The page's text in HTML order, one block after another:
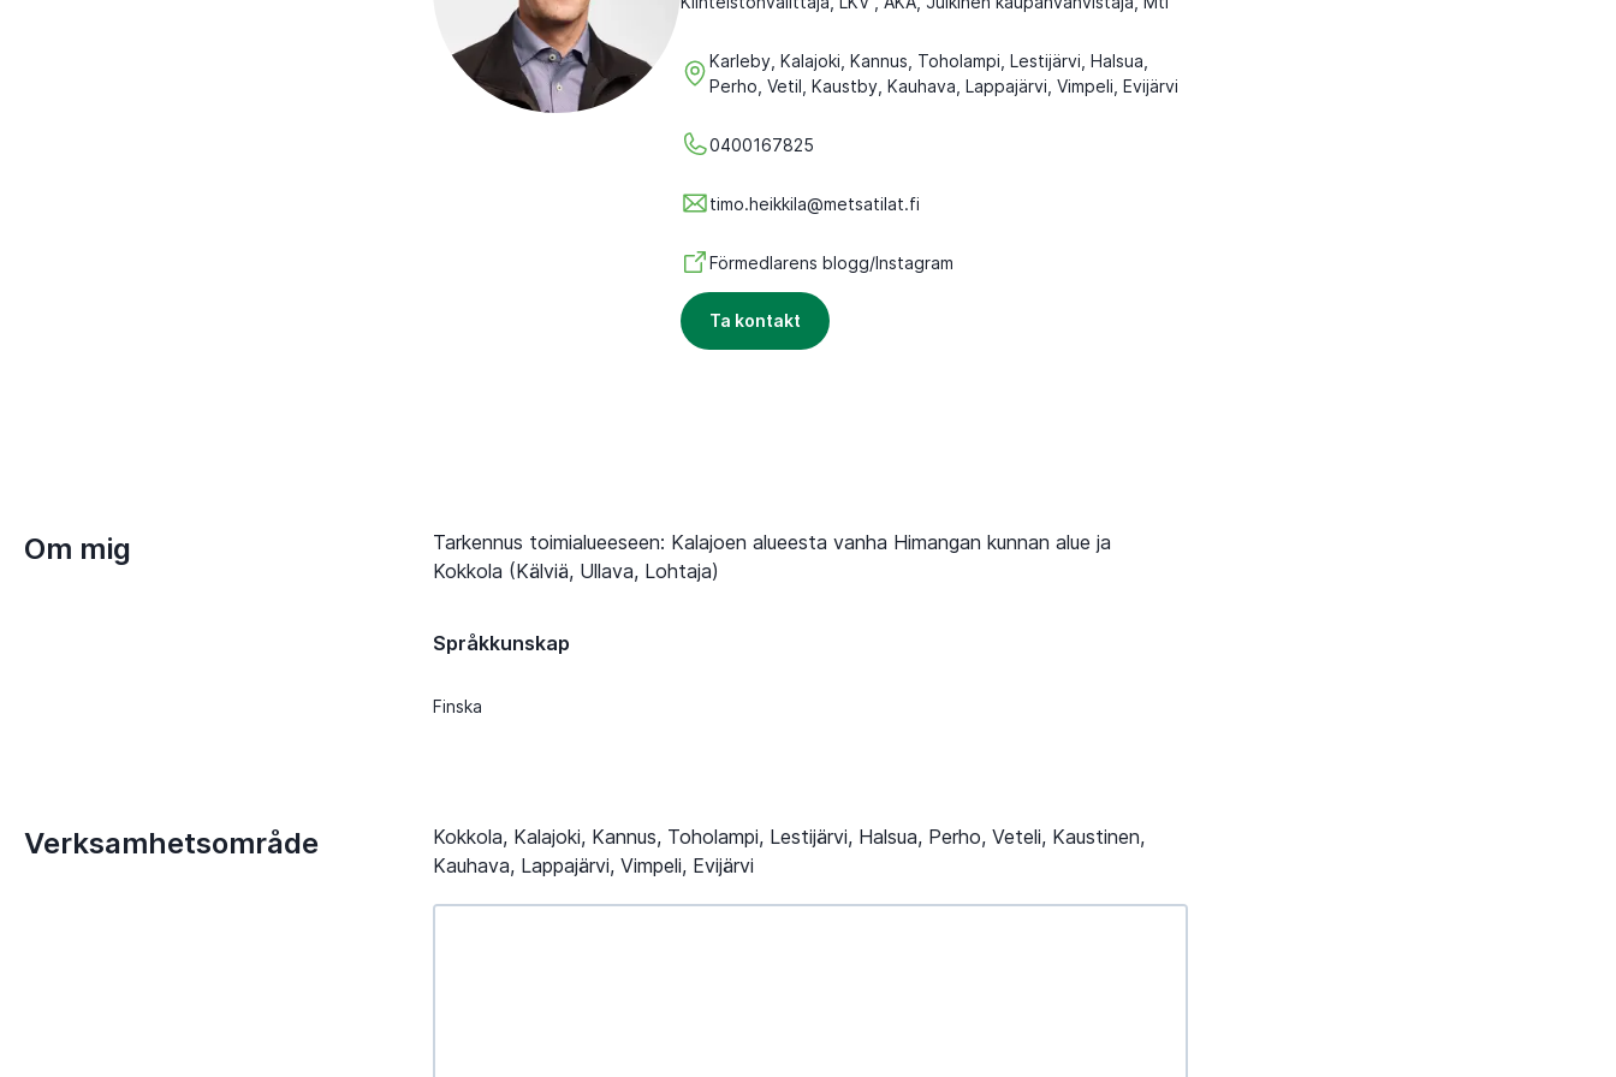
Karleby, Kalajoki, Kannus, Toholampi, Lestijärvi, Halsua,
Perho, Vetil, Kaustby, Kauhava, Lappajärvi, Vimpeli, Evijärvi
0400167825
timo.heikkila@metsatilat.fi
Förmedlarens blogg/Instagram
Ta kontakt
Om mig
Tarkennus toimialueeseen: Kalajoen alueesta vanha Himangan kunnan alue ja
Kokkola (Kälviä, Ullava, Lohtaja)
Språkkunskap
Finska
Verksamhetsområde
Kokkola, Kalajoki, Kannus, Toholampi, Lestijärvi, Halsua, Perho, Veteli, Kaustinen,
Kauhava, Lappajärvi, Vimpeli, Evijärvi